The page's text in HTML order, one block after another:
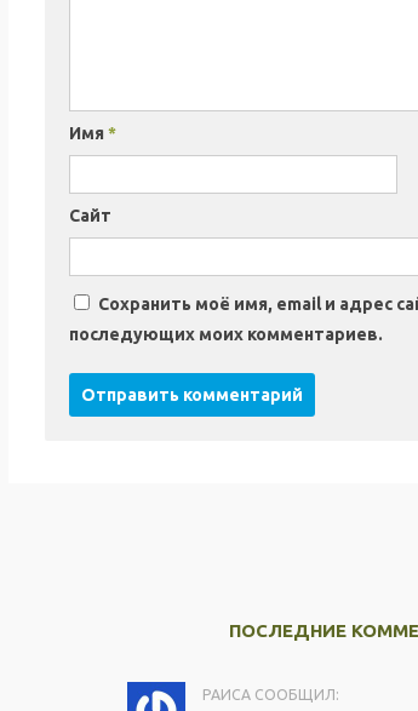
Имя *
Сайт
Сохранить моё имя, email и адрес
последующих моих комментариев.
ПОСЛЕДНИЕ
РАИСА СООБЩИЛ: